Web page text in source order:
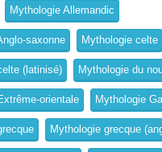
Mythologie Allemandic
saxonne Mythologie celte
(latinisé) Mythologie du
orientale Mythologie
Mythologie grecque